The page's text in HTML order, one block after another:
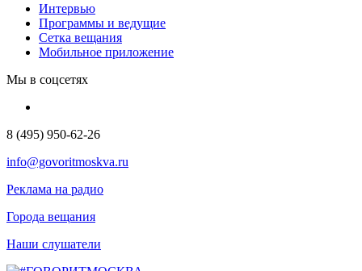
Интервью
Программы и ведущие
Сетка вещания
Мобильное приложение
Мы в соцсетях
8 (495) 950-62-26
info@govoritmoskva.ru
Реклама на радио
Города вещания
Наши слушатели